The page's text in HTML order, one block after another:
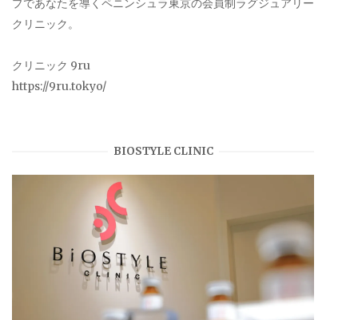
プであなたを導くペニンシュラ東京の会員制ラグジュアリー
クリニック。
クリニック 9ru
https://9ru.tokyo/
BIOSTYLE CLINIC